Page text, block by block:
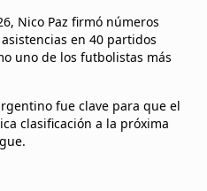
Nico Paz firmó números
en 40 partidos
uno de los futbolistas más
fue clave para que el
clasificación a la próxima